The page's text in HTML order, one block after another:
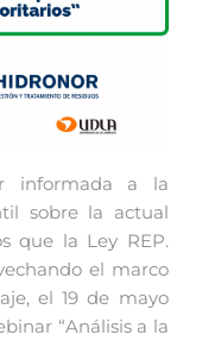
informada a la
sobre la actual
que la Ley REP.
el marco
el 19 de mayo
“Análisis a la